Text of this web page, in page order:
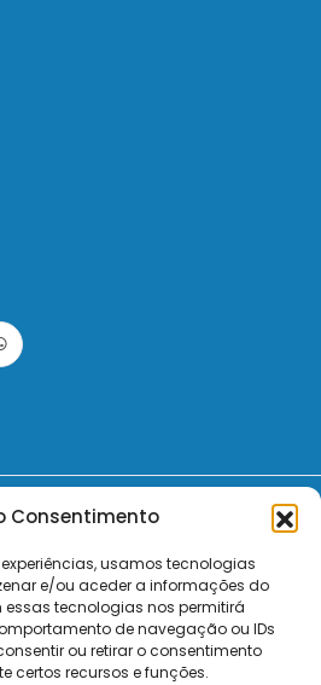
Consentimento
usamos tecnologias
e/ou aceder a informações do
tecnologias nos permitirá
de navegação ou IDs
ou retirar o consentimento
certos recursos e funções.
- ElectroMatos - Todos os direitos reservados.
Site by VC.
| Transferência Bancária | Payshop | Visa | Mastercard | Visa